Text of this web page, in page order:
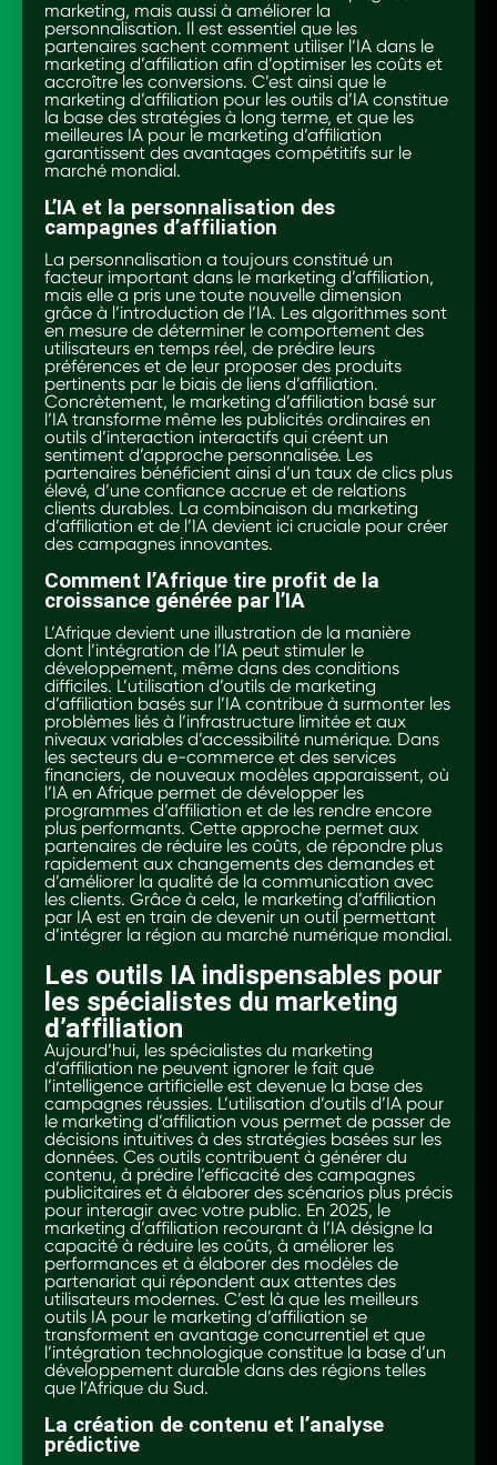
marketing, mais aussi à améliorer la
personnalisation. Il est essentiel que les
partenaires sachent comment utiliser l’IA dans le
marketing d’affiliation afin d’optimiser les coûts et
accroître les conversions. C’est ainsi que le
marketing d’affiliation pour les outils d’IA constitue
la base des stratégies à long terme, et que les
meilleures IA pour le marketing d’affiliation
garantissent des avantages compétitifs sur le
marché mondial.
L’IA et la personnalisation des
campagnes d’affiliation
La personnalisation a toujours constitué un
facteur important dans le marketing d’affiliation,
mais elle a pris une toute nouvelle dimension
grâce à l’introduction de l’IA. Les algorithmes sont
en mesure de déterminer le comportement des
utilisateurs en temps réel, de prédire leurs
préférences et de leur proposer des produits
pertinents par le biais de liens d’affiliation.
Concrètement, le marketing d’affiliation basé sur
l’IA transforme même les publicités ordinaires en
outils d’interaction interactifs qui créent un
sentiment d’approche personnalisée. Les
partenaires bénéficient ainsi d’un taux de clics plus
élevé, d’une confiance accrue et de relations
clients durables. La combinaison du marketing
d’affiliation et de l’IA devient ici cruciale pour créer
des campagnes innovantes.
Comment l’Afrique tire profit de la
croissance générée par l’IA
L’Afrique devient une illustration de la manière
dont l’intégration de l’IA peut stimuler le
développement, même dans des conditions
difficiles. L’utilisation d’outils de marketing
d’affiliation basés sur l’IA contribue à surmonter les
problèmes liés à l’infrastructure limitée et aux
niveaux variables d’accessibilité numérique. Dans
les secteurs du e-commerce et des services
financiers, de nouveaux modèles apparaissent, où
l’IA en Afrique permet de développer les
programmes d’affiliation et de les rendre encore
plus performants. Cette approche permet aux
partenaires de réduire les coûts, de répondre plus
rapidement aux changements des demandes et
d’améliorer la qualité de la communication avec
les clients. Grâce à cela, le marketing d’affiliation
par IA est en train de devenir un outil permettant
d’intégrer la région au marché numérique mondial.
Les outils IA indispensables pour
les spécialistes du marketing
d’affiliation
Aujourd’hui, les spécialistes du marketing
d’affiliation ne peuvent ignorer le fait que
l’intelligence artificielle est devenue la base des
campagnes réussies. L’utilisation d’outils d’IA pour
le marketing d’affiliation vous permet de passer de
décisions intuitives à des stratégies basées sur les
données. Ces outils contribuent à générer du
contenu, à prédire l’efficacité des campagnes
publicitaires et à élaborer des scénarios plus précis
pour interagir avec votre public. En 2025, le
marketing d’affiliation recourant à l’IA désigne la
capacité à réduire les coûts, à améliorer les
performances et à élaborer des modèles de
partenariat qui répondent aux attentes des
utilisateurs modernes. C’est là que les meilleurs
outils IA pour le marketing d’affiliation se
transforment en avantage concurrentiel et que
l’intégration technologique constitue la base d’un
développement durable dans des régions telles
que l’Afrique du Sud.
La création de contenu et l’analyse
prédictive